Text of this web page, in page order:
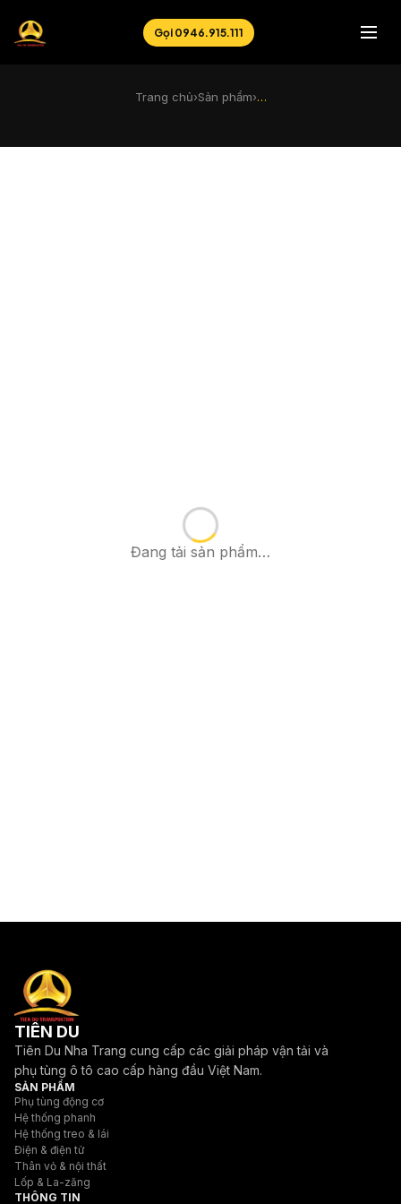
Gọi 0946.915.111
Trang chủ›Sản phẩm›…
Đang tải sản phẩm…
TIÊN DU
Tiên Du Nha Trang cung cấp các giải pháp vận tải và
phụ tùng ô tô cao cấp hàng đầu Việt Nam.
SẢN PHẨM
Phụ tùng động cơ
Hệ thống phanh
Hệ thống treo & lái
Điện & điện tử
Thân vỏ & nội thất
Lốp & La-zăng
THÔNG TIN